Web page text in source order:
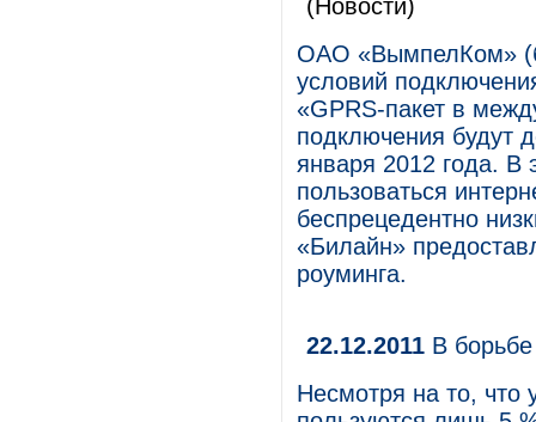
(Новости)
ОАО «ВымпелКом»
условий
«GPRS-пакет в
подключения будут
января 2012 года. В
пользоваться
беспрецедентно
«Билайн»
роуминга.
22.12.2011 В
Несмотря на то, что